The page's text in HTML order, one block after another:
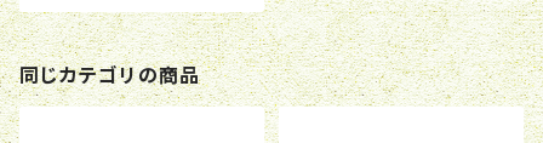
同じカテゴリの商品